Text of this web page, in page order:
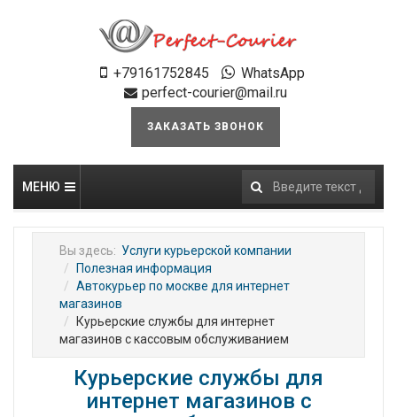
+79161752845
WhatsApp
perfect-courier@mail.ru
ЗАКАЗАТЬ ЗВОНОК
МЕНЮ Искать...
Вы здесь: Услуги курьерской компании
Полезная информация
Автокурьер по москве для интернет
магазинов
Курьерские службы для интернет
магазинов с кассовым обслуживанием
Курьерские службы для
интернет магазинов с